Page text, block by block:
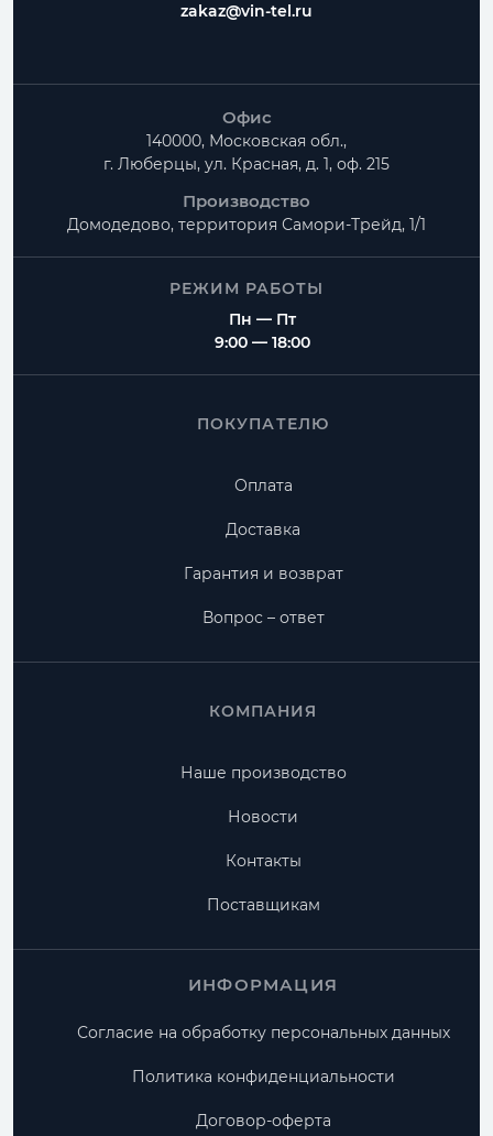
zakaz@vin-tel.ru
Офис
140000, Московская обл.,
г. Люберцы, ул. Красная, д. 1, оф. 215
Производство
Домодедово, территория Самори-Трейд, 1/1
РЕЖИМ РАБОТЫ
Пн — Пт
9:00 — 18:00
ПОКУПАТЕЛЮ
Оплата
Доставка
Гарантия и возврат
Вопрос – ответ
КОМПАНИЯ
Наше производство
Новости
Контакты
Поставщикам
ИНФОРМАЦИЯ
Согласие на обработку персональных данных
Политика конфиденциальности
Договор-оферта